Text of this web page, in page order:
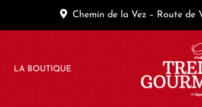
Chemin de la Vez – Route de
LA BOUTIQUE